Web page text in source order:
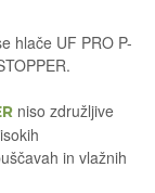
hlače UF PRO P-
niso združljive
in vlažnih